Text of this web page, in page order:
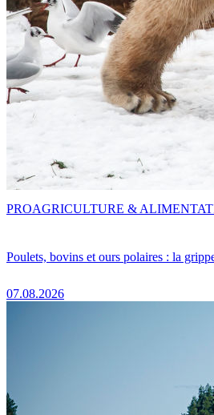
Poulets, bovins et ours polaires : la
07.08.2026
PROAGRICULTURE &